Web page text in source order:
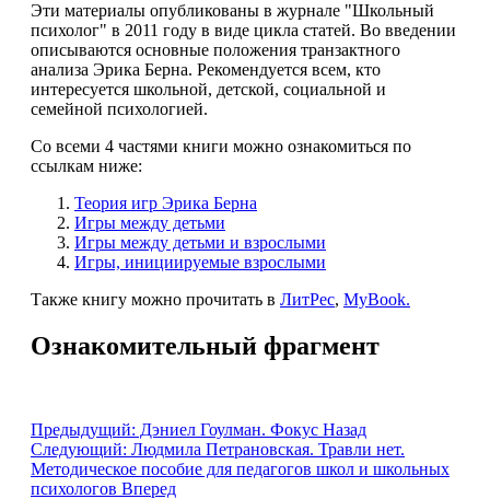
Эти материалы опубликованы в журнале "Школьный
психолог" в 2011 году в виде цикла статей. Во введении
описываются основные положения транзактного
анализа Эрика Берна. Рекомендуется всем, кто
интересуется школьной, детской, социальной и
семейной психологией.
Со всеми 4 частями книги можно ознакомиться по
ссылкам ниже:
Теория игр Эрика Берна
Игры между детьми
Игры между детьми и взрослыми
Игры, инициируемые взрослыми
Также книгу можно прочитать в ЛитРес, MyBook.
Ознакомительный фрагмент
Предыдущий: Дэниел Гоулман. Фокус Назад
Следующий: Людмила Петрановская. Травли нет.
Методическое пособие для педагогов школ и школьных
психологов Вперед